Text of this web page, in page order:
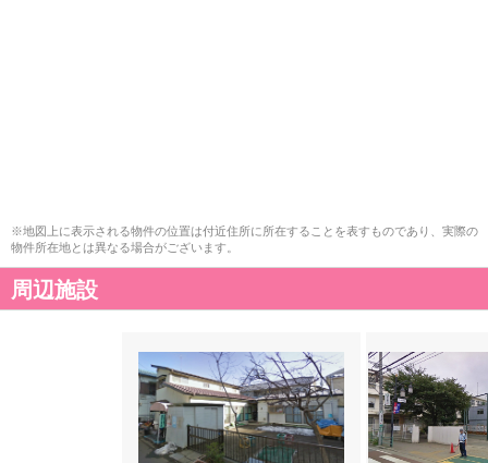
※地図上に表示される物件の位置は付近住所に所在することを表すものであり、実際の
物件所在地とは異なる場合がございます。
周辺施設